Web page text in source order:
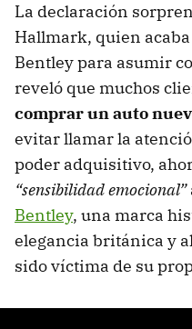
La declaración
Hallmark, quien
Bentley para asumir
reveló que muchos
comprar un auto
evitar llamar la
poder adquisitivo,
“sensibilidad emocional”
Bentley, una marca
elegancia británica y
sido víctima de su